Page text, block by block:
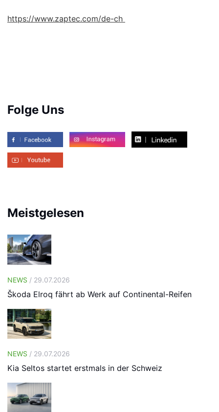
https://www.zaptec.com/de-ch
Folge Uns
Meistgelesen
NEWS / 29.07.2026
Škoda Elroq fährt ab Werk auf Continental-Reifen
NEWS / 29.07.2026
Kia Seltos startet erstmals in der Schweiz